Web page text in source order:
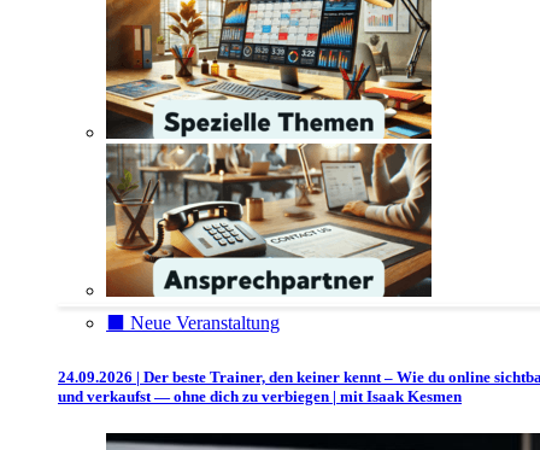
⬛️ Neue Veranstaltung
24.09.2026 | Der beste Trainer, den keiner kennt – Wie du online
und verkaufst — ohne dich zu verbiegen | mit Isaak Kesmen